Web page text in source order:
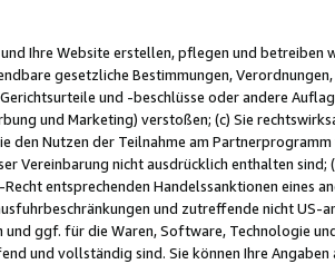
Ihre Website erstellen, pflegen und betreiben
gesetzliche Bestimmungen,
und -beschlüsse oder andere
und Marketing) verstoßen; (c) Sie
den Nutzen der Teilnahme am
Vereinbarung nicht ausdrücklich enthalten sind;
entsprechenden Handelssanktionen eines
und zutreffende nicht US-
ggf. für die Waren, Software, Technologie
und vollständig sind. Sie können Ihre Angaben